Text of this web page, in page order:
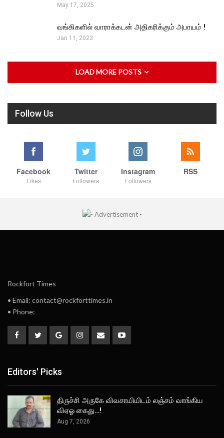
May 17, 2025
வங்கிகளில் வாராக்கடன் அதிகரிக்கும் அபாயம் !
Jan 11, 2023
LOAD MORE POSTS
Follow Us
Facebook
Likes
Twitter
Followers
Instagram
Followers
RSS
Rockfort Times
• Email: contact@rockforttimes.in
• Phone:
Editors' Picks
திருச்சி அருகே விவசாயியிடம் லஞ்சம் வாங்கிய
விஏஓ கைது…!
Aug 7, 2026